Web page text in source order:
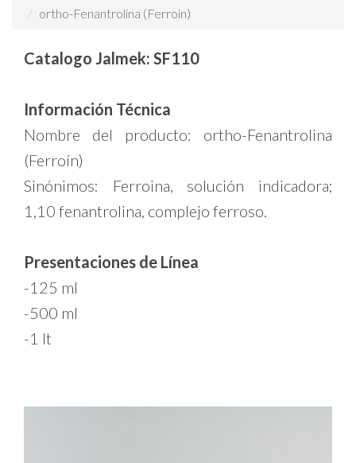
ortho-Fenantrolina (Ferroín)
Catalogo Jalmek: SF110
Información Técnica
Nombre del producto: ortho-Fenantrolina
(Ferroín)
Sinónimos: Ferroina, solución indicadora;
1,10 fenantrolina, complejo ferroso.
Presentaciones de Línea
-125 ml
-500 ml
-1 lt